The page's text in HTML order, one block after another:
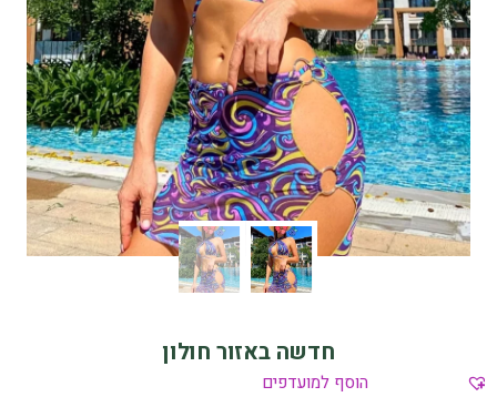
חדשה באזור חולון
הוסף למועדפים